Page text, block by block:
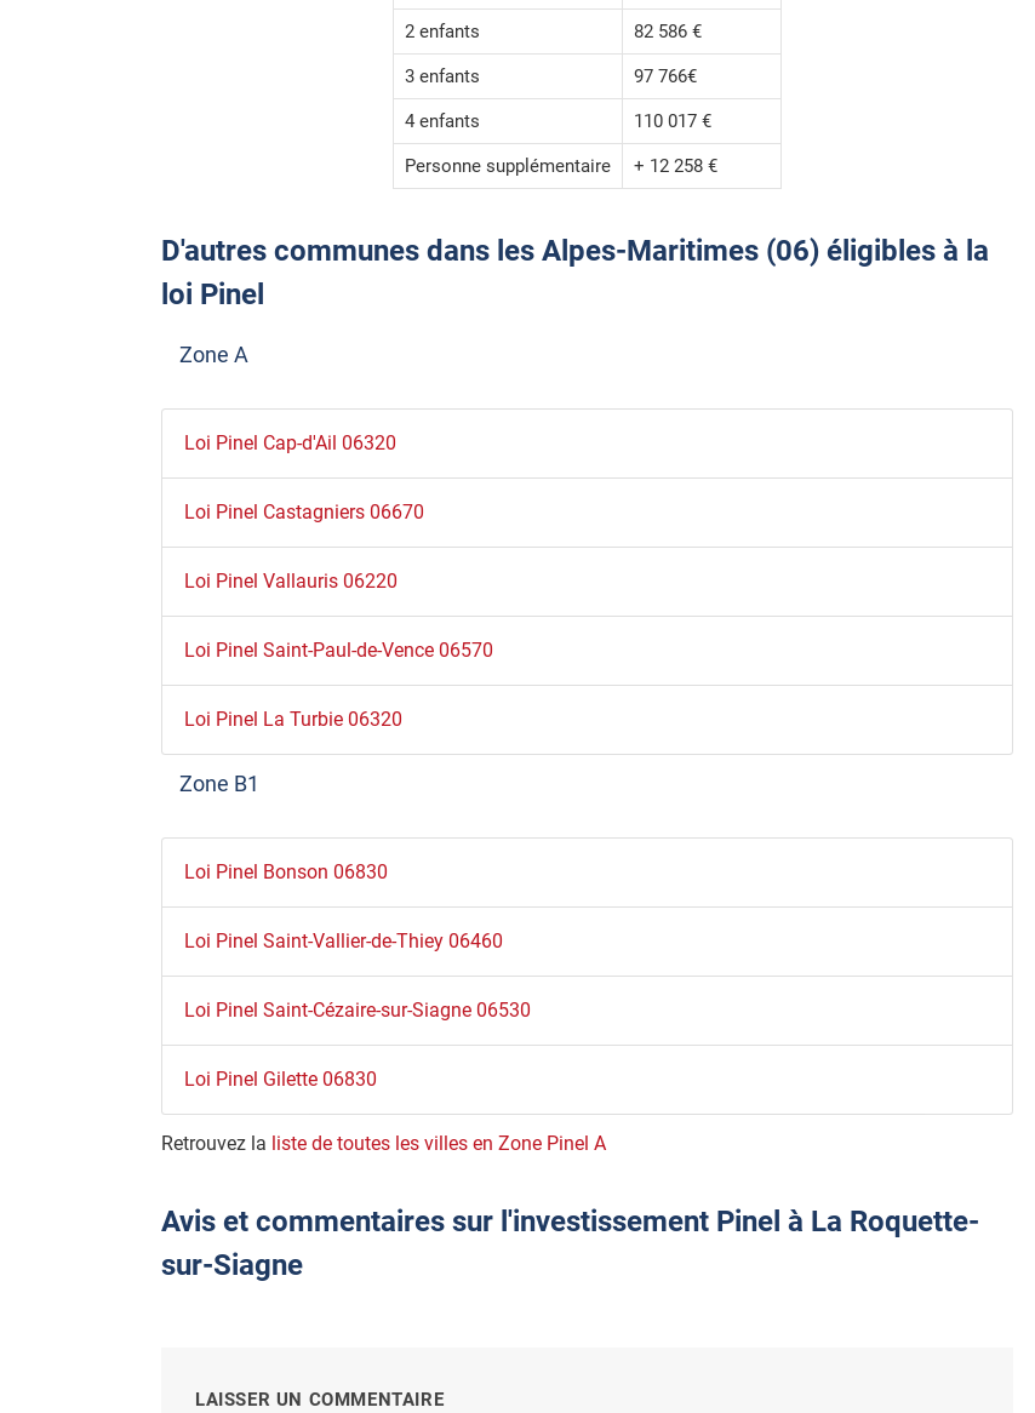
2 enfants 82 586 €
3 enfants 97 766€
4 enfants 110 017 €
Personne supplémentaire + 12 258 €
D'autres communes dans les Alpes-Maritimes (06) éligibles à la
loi Pinel
Zone A
Loi Pinel Cap-d'Ail 06320
Loi Pinel Castagniers 06670
Loi Pinel Vallauris 06220
Loi Pinel Saint-Paul-de-Vence 06570
Loi Pinel La Turbie 06320
Zone B1
Loi Pinel Bonson 06830
Loi Pinel Saint-Vallier-de-Thiey 06460
Loi Pinel Saint-Cézaire-sur-Siagne 06530
Loi Pinel Gilette 06830
Retrouvez la liste de toutes les villes en Zone Pinel A
Avis et commentaires sur l'investissement Pinel à La Roquette-
sur-Siagne
LAISSER UN COMMENTAIRE